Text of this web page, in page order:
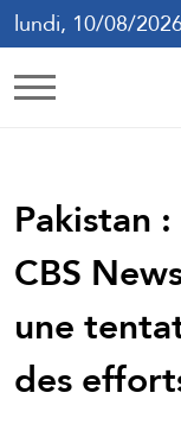
lundi, 10/08/
Pakistan
CBS
une
des